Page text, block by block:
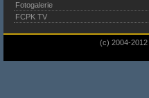
Fotogalerie
FCPK TV
(c) 2004-2012